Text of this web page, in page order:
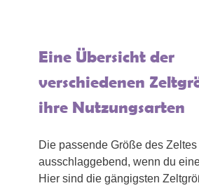
Eine Übersicht der
verschiedenen
ihre Nutzungsarten
Die passende Größe des Zeltes
ausschlaggebend, wenn du
Hier sind die gängigsten